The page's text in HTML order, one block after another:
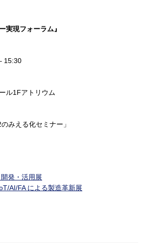
実現フォーラム』
15:30
ル1Fアトリウム
みえる化セミナー」
発・活用展
AI/FA による製造革新展